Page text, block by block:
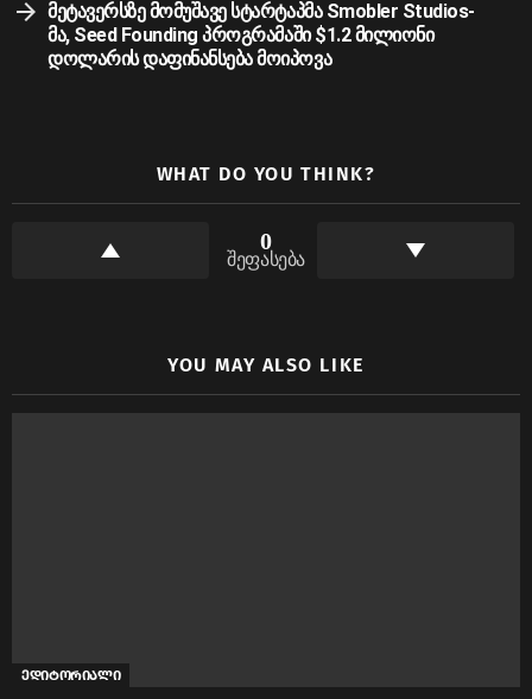
მეტავერსზე მომუშავე სტარტაპმა Smobler Studios-
მა, Seed Founding პროგრამაში $1.2 მილიონი
დოლარის დაფინანსება მოიპოვა
WHAT DO YOU THINK?
0
შეფასება
YOU MAY ALSO LIKE
ედიტორიალი